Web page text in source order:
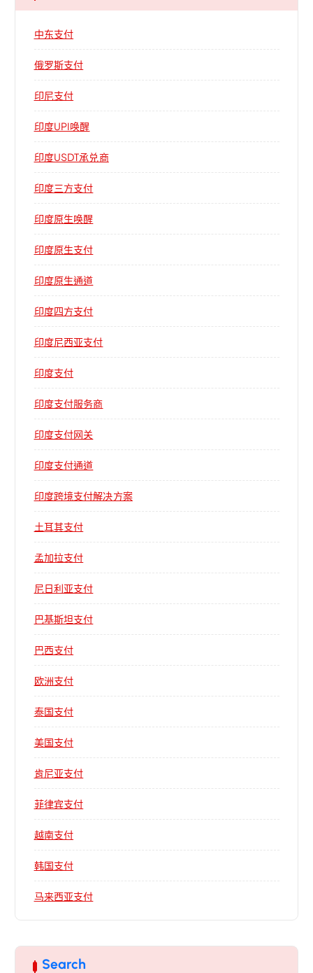
中东支付
俄罗斯支付
印尼支付
印度UPI唤醒
印度USDT承兑商
印度三方支付
印度原生唤醒
印度原生支付
印度原生通道
印度四方支付
印度尼西亚支付
印度支付
印度支付服务商
印度支付网关
印度支付通道
印度跨境支付解决方案
土耳其支付
孟加拉支付
尼日利亚支付
巴基斯坦支付
巴西支付
欧洲支付
泰国支付
美国支付
肯尼亚支付
菲律宾支付
越南支付
韩国支付
马来西亚支付
Search